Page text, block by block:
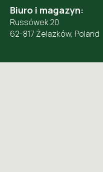
Biuro i magazyn:
Russówek 20
62-817 Żelazków, Poland